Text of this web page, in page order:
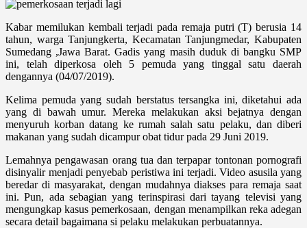
Kabar memilukan kembali terjadi pada remaja putri (T) berusia 14
tahun, warga Tanjungkerta, Kecamatan Tanjungmedar, Kabupaten
Sumedang ,Jawa Barat. Gadis yang masih duduk di bangku SMP
ini, telah diperkosa oleh 5 pemuda yang tinggal satu daerah
dengannya (04/07/2019).
Kelima pemuda yang sudah berstatus tersangka ini, diketahui ada
yang di bawah umur. Mereka melakukan aksi bejatnya dengan
menyuruh korban datang ke rumah salah satu pelaku, dan diberi
makanan yang sudah dicampur obat tidur pada 29 Juni 2019.
Lemahnya pengawasan orang tua dan terpapar tontonan pornografi
disinyalir menjadi penyebab peristiwa ini terjadi. Video asusila yang
beredar di masyarakat, dengan mudahnya diakses para remaja saat
ini. Pun, ada sebagian yang terinspirasi dari tayang televisi yang
mengungkap kasus pemerkosaan, dengan menampilkan reka adegan
secara detail bagaimana si pelaku melakukan perbuatannya.